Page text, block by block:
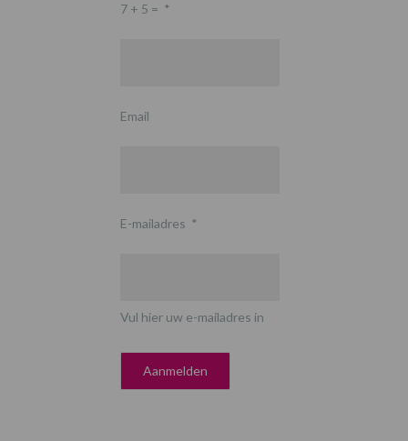
7 + 5 = *
Email
E-mailadres *
Vul hier uw e-mailadres in